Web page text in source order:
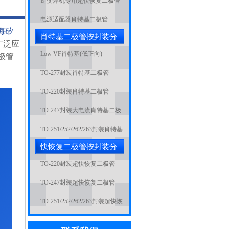
矽
泛应
管
电源适配器肖特基二极管
肖特基二极管按封装分
类
Low VF肖特基(低正向)
TO-277封装肖特基二极管
TO-220封装肖特基二极管
TO-247封装大电流肖特基二极
管
TO-251/252/262/263封装肖特基
二极管
快恢复二极管按封装分
类
TO-220封装超快恢复二极管
TO-247封装超快恢复二极管
TO-251/252/262/263封装超快恢
复二极管